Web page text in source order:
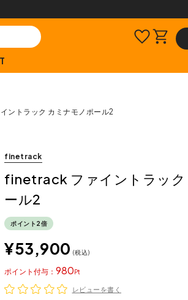
ントラック カミナモノポール2
finetrack
finetrack ファイントラック
ール2
ポイント2倍
¥53,900 税込
980
ポイント
レビューを書く